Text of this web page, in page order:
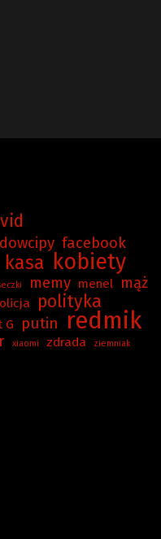
dowcipy facebook
kasa kobiety
memy menel mąż
polityka
G putin redmik
xiaomi zdrada
ziemniak